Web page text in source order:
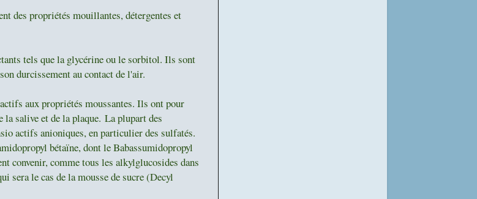
des propriétés mouillantes, détergentes et
tels que la glycérine ou le sorbitol. Ils sont
durcissement au contact de l'air.
aux propriétés moussantes. Ils ont pour
salive et de la plaque. La plupart des
actifs anioniques, en particulier des sulfatés.
bétaïne, dont le Babassumidopropyl
convenir, comme tous les alkylglucosides dans
sera le cas de la mousse de sucre (Decyl